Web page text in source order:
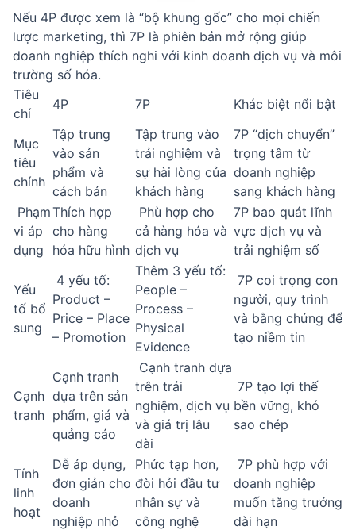
Nếu 4P được xem là “bộ khung gốc” cho mọi chiến
lược marketing, thì 7P là phiên bản mở rộng giúp
doanh nghiệp thích nghi với kinh doanh dịch vụ và môi
trường số hóa.
Tiêu
chí
4P 7P Khác biệt nổi bật
Mục
tiêu
chính
Tập trung
vào sản
phẩm và
cách bán
Tập trung vào
trải nghiệm và
sự hài lòng của
khách hàng
7P “dịch chuyển”
trọng tâm từ
doanh nghiệp
sang khách hàng
Phạm
vi áp
dụng
Thích hợp
cho hàng
hóa hữu hình
Phù hợp cho
cả hàng hóa và
dịch vụ
7P bao quát lĩnh
vực dịch vụ và
trải nghiệm số
Yếu
tố bổ
sung
4 yếu tố:
Product –
Price – Place
– Promotion
Thêm 3 yếu tố:
People –
Process –
Physical
Evidence
7P coi trọng con
người, quy trình
và bằng chứng để
tạo niềm tin
Cạnh
tranh
Cạnh tranh
dựa trên sản
phẩm, giá và
quảng cáo
Cạnh tranh dựa
trên trải
nghiệm, dịch vụ
và giá trị lâu
dài
7P tạo lợi thế
bền vững, khó
sao chép
Tính
linh
hoạt
Dễ áp dụng,
đơn giản cho
doanh
nghiệp nhỏ
Phức tạp hơn,
đòi hỏi đầu tư
nhân sự và
công nghệ
7P phù hợp với
doanh nghiệp
muốn tăng trưởng
dài hạn